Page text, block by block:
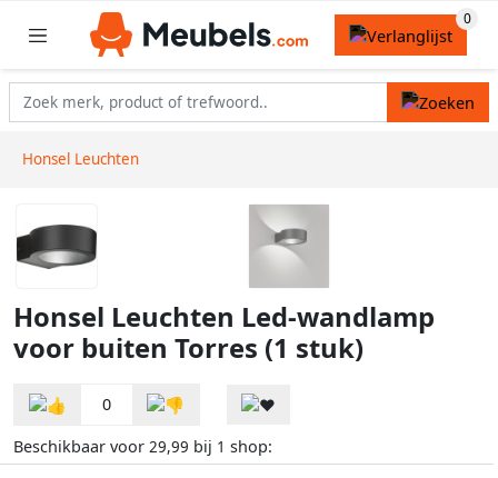
Honsel Leuchten
Honsel Leuchten Led-wandlamp
voor buiten Torres (1 stuk)
0
Beschikbaar voor 29,99 bij 1 shop: